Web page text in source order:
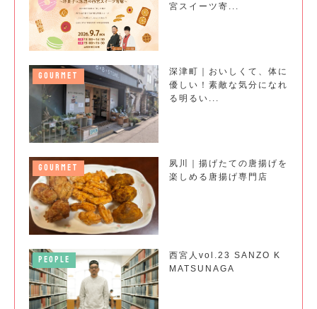
宮スイーツ寄...
GOURMET
深津町｜おいしくて、体に
優しい！素敵な気分になれ
る明るい...
GOURMET
夙川｜揚げたての唐揚げを
楽しめる唐揚げ専門店
PEOPLE
西宮人vol.23 SANZO K
MATSUNAGA